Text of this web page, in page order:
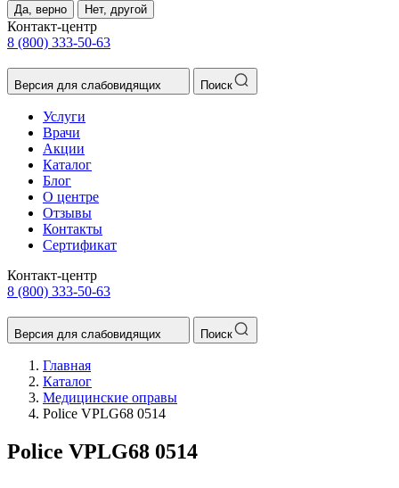
Да, верно Нет, другой
Контакт-центр
8 (800) 333-50-63
Версия для слабовидящих Поиск
Услуги
Врачи
Акции
Каталог
Блог
О центре
Отзывы
Контакты
Сертификат
Контакт-центр
8 (800) 333-50-63
Версия для слабовидящих Поиск
Главная
Каталог
Медицинские оправы
Police VPLG68 0514
Police VPLG68 0514